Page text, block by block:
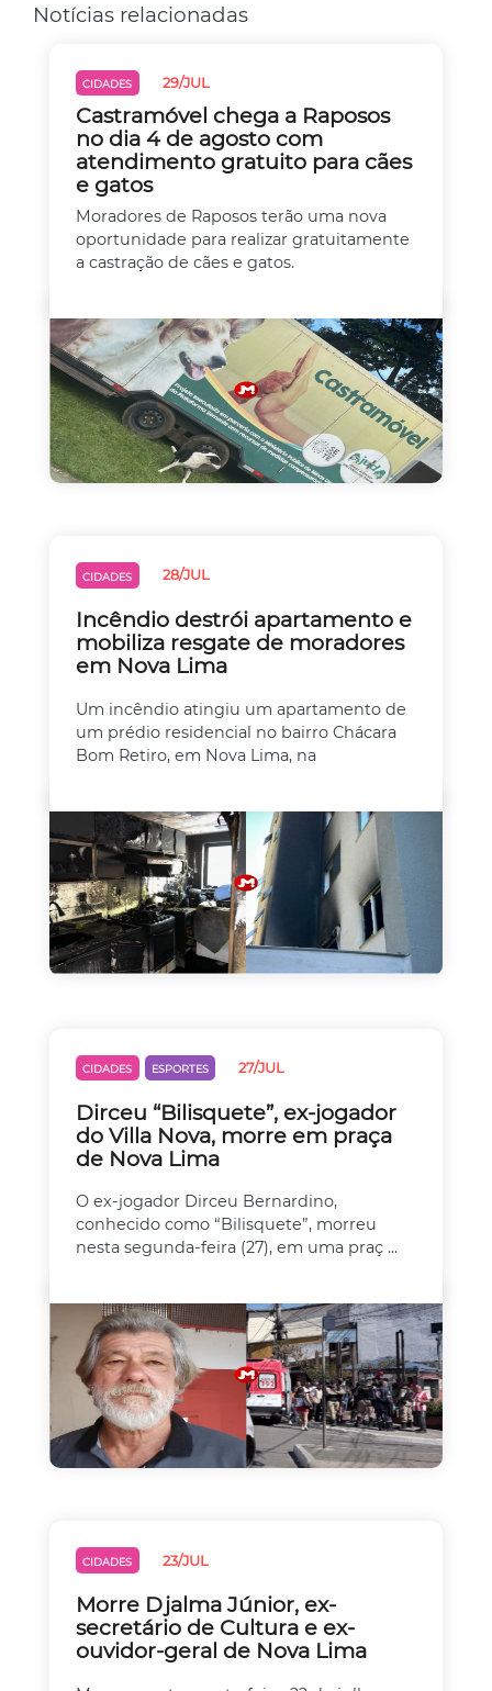
Notícias relacionadas
CIDADES 29/JUL
Castramóvel chega a Raposos
no dia 4 de agosto com
atendimento gratuito para cães
e gatos
Moradores de Raposos terão uma nova
oportunidade para realizar gratuitamente
a castração de cães e gatos.
CIDADES 28/JUL
Incêndio destrói apartamento e
mobiliza resgate de moradores
em Nova Lima
Um incêndio atingiu um apartamento de
um prédio residencial no bairro Chácara
Bom Retiro, em Nova Lima, na
CIDADES ESPORTES 27/JUL
Dirceu “Bilisquete”, ex-jogador
do Villa Nova, morre em praça
de Nova Lima
O ex-jogador Dirceu Bernardino,
conhecido como “Bilisquete”, morreu
nesta segunda-feira (27), em uma praç ...
CIDADES 23/JUL
Morre Djalma Júnior, ex-
secretário de Cultura e ex-
ouvidor-geral de Nova Lima